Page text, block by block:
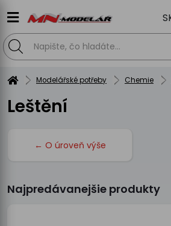
Modelářské potřeby Chemie
Leštění
← O úroveň výše
Najpredávanejšie produkty